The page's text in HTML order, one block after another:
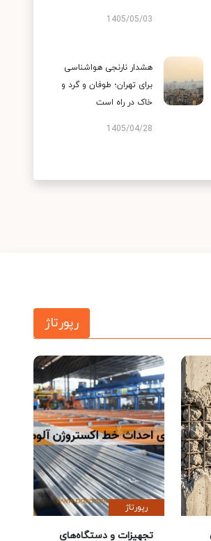
1405/05/03
هشدار نارنجی هواشناسی
برای تهران؛ طوفان و گرد و
خاک در راه است
1405/04/28
رپورتاژ
رپورتاژ
تجهیزات و دستگاه‌های